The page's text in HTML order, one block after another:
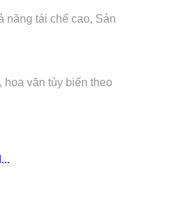
năng tái chế cao, Sản
văn tùy biến theo
…